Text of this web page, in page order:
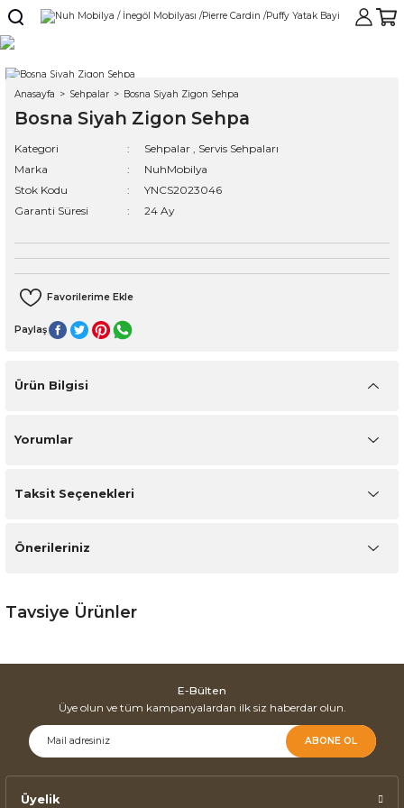
Anasayfa Sehpalar Bosna Siyah Zigon Sehpa
Bosna Siyah Zigon Sehpa
Kategori Sehpalar
Servis Sehpaları
Marka
NuhMobilya
Stok Kodu
YNCS2023046
Garanti Süresi
24 Ay
Paylaş
Ürün Bilgisi
Yorumlar
Taksit Seçenekleri
Önerileriniz
Tavsiye Ürünler
E-Bülten
Üye olun ve tüm kampanyalardan ilk siz haberdar olun.
ABONE OL
Üyelik